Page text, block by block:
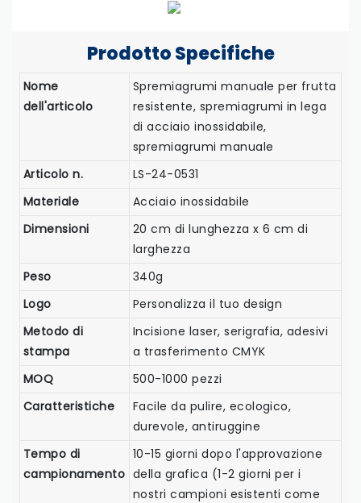
ProdottoSpecifiche
Nome
dell'articolo
Spremiagrumi manuale per frutta
resistente, spremiagrumi in lega
di acciaio inossidabile,
spremiagrumi manuale
Articolo n.
LS-24-0531
Materiale
Acciaio inossidabile
Dimensioni
20 cm di lunghezza x 6 cm di
larghezza
Peso
340g
Logo
Personalizza il tuo design
Metodo di
stampa
Incisione laser, serigrafia, adesivi
a trasferimento CMYK
MOQ
500-1000 pezzi
Caratteristiche
Facile da pulire, ecologico,
durevole, antiruggine
Tempo di
campionamento
10-15 giorni dopo l'approvazione
della grafica (1-2 giorni per i
nostri campioni esistenti come